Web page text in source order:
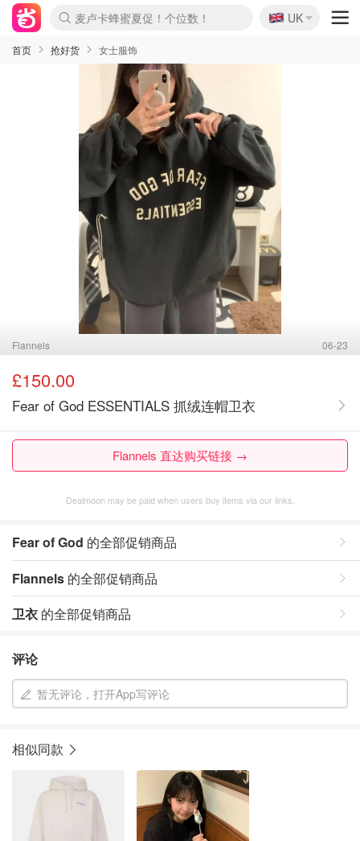
麦卢卡蜂蜜夏促！个位数！
Prada/Miu 4.8折！
啥？必胜客披萨5折！
🇬🇧
UK
首页 抢好货 女士服饰
Flannels 06-23
£150.00
Fear of God ESSENTIALS 抓绒连帽卫衣
Flannels 直达购买链接 →
Dealmoon may be paid when users buy items via our links.
Fear of God 的全部促销商品
Flannels 的全部促销商品
卫衣 的全部促销商品
评论
暂无评论，打开App写评论
相似同款